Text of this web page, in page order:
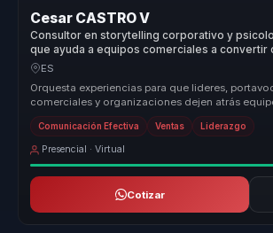
Cesar CASTRO V
Consultor en storytelling corporativo y
que ayuda a equipos comerciales a convertir
influencia, recordación y conversión.
ES
Orquesta experiencias para que lideres,
comerciales y organizaciones dejen atrás
construyan li...
Comunicación Efectiva Ventas Liderazgo
Presencial · Virtual
Cotizar